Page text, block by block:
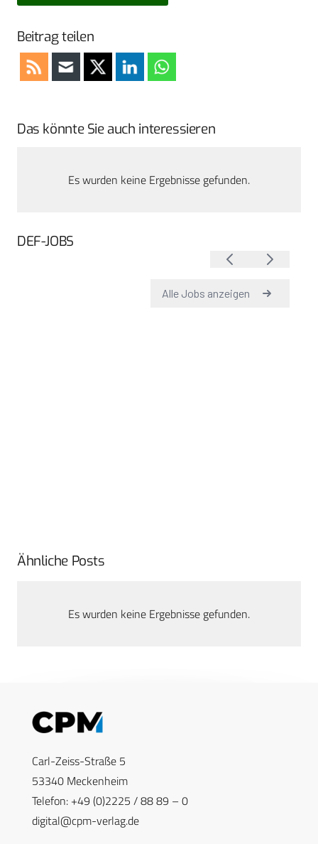
Beitrag teilen
Das könnte Sie auch interessieren
Es wurden keine Ergebnisse gefunden.
DEF-JOBS
Ähnliche Posts
Es wurden keine Ergebnisse gefunden.
Carl-Zeiss-Straße 5
53340 Meckenheim
Telefon: +49 (0)2225 / 88 89 – 0
digital@cpm-verlag.de